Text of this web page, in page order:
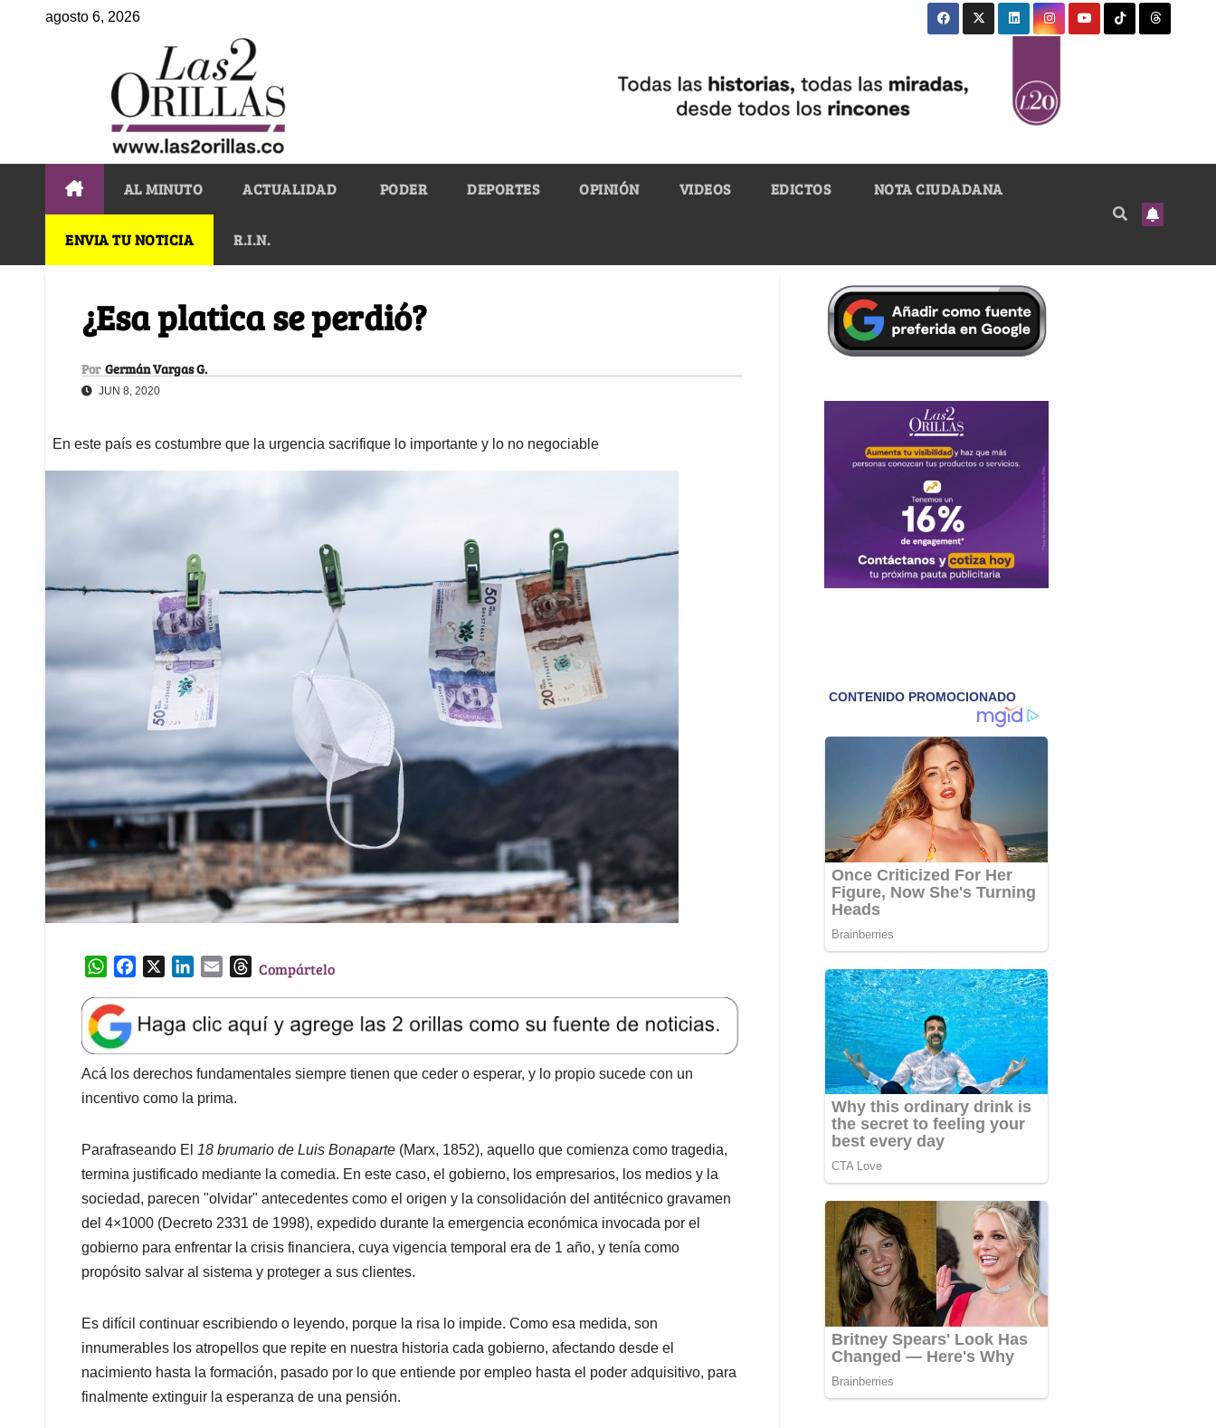
agosto 6, 2026
AL MINUTO ACTUALIDAD PODER DEPORTES OPINIÓN VIDEOS EDICTOS NOTA CIUDADANA
ENVIA TU NOTICIA R.I.N.
¿Esa platica se perdió?
Por Germán Vargas G.
JUN 8, 2020
En este país es costumbre que la urgencia sacrifique lo importante y lo no negociable
W
a
t
s
A
p
e
b
o
o
k
e
d
l
T
e
a
d
Compártelo
Acá los derechos fundamentales siempre tienen que ceder o esperar, y lo propio sucede con un
incentivo como la prima.
Parafraseando El 18 brumario de Luis Bonaparte (Marx, 1852), aquello que comienza como tragedia,
termina justificado mediante la comedia. En este caso, el gobierno, los empresarios, los medios y la
sociedad, parecen "olvidar" antecedentes como el origen y la consolidación del antitécnico gravamen
del 4×1000 (Decreto 2331 de 1998), expedido durante la emergencia económica invocada por el
gobierno para enfrentar la crisis financiera, cuya vigencia temporal era de 1 año, y tenía como
propósito salvar al sistema y proteger a sus clientes.
Es difícil continuar escribiendo o leyendo, porque la risa lo impide. Como esa medida, son
innumerables los atropellos que repite en nuestra historia cada gobierno, afectando desde el
nacimiento hasta la formación, pasado por lo que entiende por empleo hasta el poder adquisitivo, para
finalmente extinguir la esperanza de una pensión.